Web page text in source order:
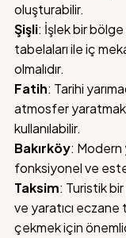
oluşturabilir.
Şişli: İşlek bir bölge
tabelaları ile iç
olmalıdır.
Fatih: Tarihi
atmosfer
kullanılabilir.
Bakırköy: Modern
fonksiyonel ve
Taksim: Turistik
ve yaratıcı eczane
çekmek için